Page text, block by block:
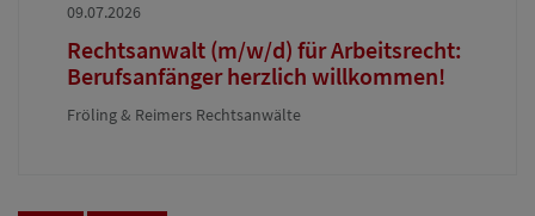
09.07.2026
Rechtsanwalt (m/w/d) für Arbeitsrecht:
Berufsanfänger herzlich willkommen!
Fröling & Reimers Rechtsanwälte